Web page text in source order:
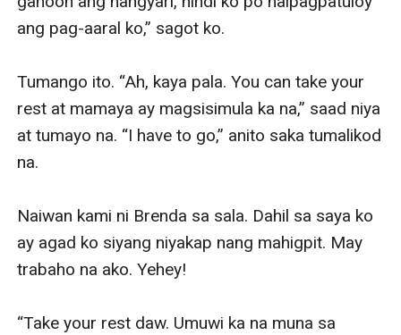
ang pag-aaral ko,” sagot ko.
Tumango ito. “Ah, kaya pala. You can take your
rest at mamaya ay magsisimula ka na,” saad niya
at tumayo na. “I have to go,” anito saka tumalikod
na.
Naiwan kami ni Brenda sa sala. Dahil sa saya ko
ay agad ko siyang niyakap nang mahigpit. May
trabaho na ako. Yehey!
“Take your rest daw. Umuwi ka na muna sa